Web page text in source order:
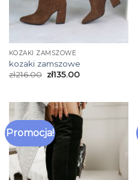
KOZAKI ZAMSZOWE
kozaki zamszowe
zł216.00 zł135.00
Promocja!